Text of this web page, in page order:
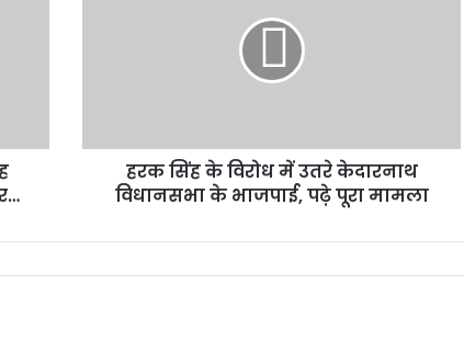
के
मामला
हरक सिंह के विरोध में उतरे केदारनाथ
विधानसभा के भाजपाई, पढ़े पूरा मामला